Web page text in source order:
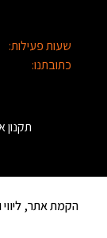
שעות פעילות:
כתובתנו:
תקנון
הקמת אתר, ליווי